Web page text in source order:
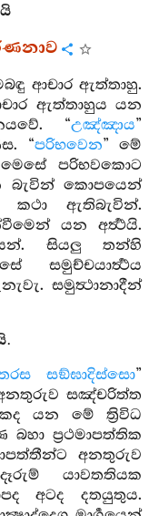
ආචාර ඇත්තාහු.
ඇත්තාහුය යන
“උඤ්ඤාය”
“පරිභවෙන” මේ
පරිභවකොට
බැවින් කොපයෙන්
කථා ඇතිබැවින්.
යන අර්‍ත්‍ථයි.
සියලු තන්හි
සමුච්චයාර්‍ත්‍ථය
සමුත්‍ථානාදීන්
සඞ්ඝාදිස්සො”
අනතුරුව සඤ්චරිත්ත
යන මේ ත්‍රිවිධ
ප්‍රථමාපත්තික
අනතුරුව
යාවතතියක
අටද දතයුතුය.